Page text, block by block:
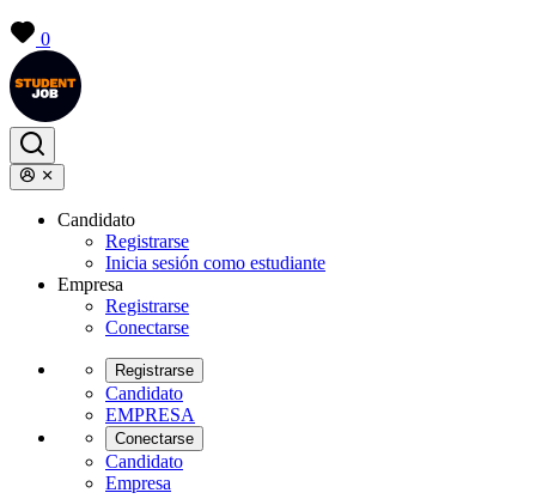
0
Candidato
Registrarse
Inicia sesión como estudiante
Empresa
Registrarse
Conectarse
Registrarse
Candidato
EMPRESA
Conectarse
Candidato
Empresa